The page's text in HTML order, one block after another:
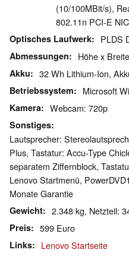
(10/100MBit/s),
802.11n PCI-E
Optisches Laufwerk PLDS
Abmessungen Höhe x
Akku 32 Wh Lithium-Ion,
Betriebssystem Microsoft
Kamera Webcam: 720p
Sonstiges
Lautsprecher:
Plus, Tastatur: Accu-Type
separatem Ziffernblock,
Lenovo Startmenü,
Monate Garantie
Gewicht 2.348 kg, Netzteil:
Preis 599 Euro
Links Lenovo Startseite